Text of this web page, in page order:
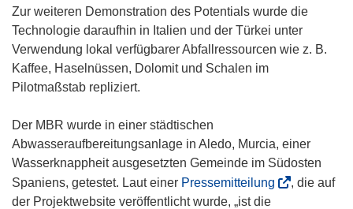
Zur weiteren Demonstration des Potentials wurde die
Technologie daraufhin in Italien und der Türkei unter
Verwendung lokal verfügbarer Abfallressourcen wie z. B.
Kaffee, Haselnüssen, Dolomit und Schalen im
Pilotmaßstab repliziert.
Der MBR wurde in einer städtischen
Abwasseraufbereitungsanlage in Aledo, Murcia, einer
Wasserknappheit ausgesetzten Gemeinde im Südosten
Spaniens, getestet. Laut einer Pressemitteilung
, die auf
der Projektwebsite veröffentlicht wurde, „ist die